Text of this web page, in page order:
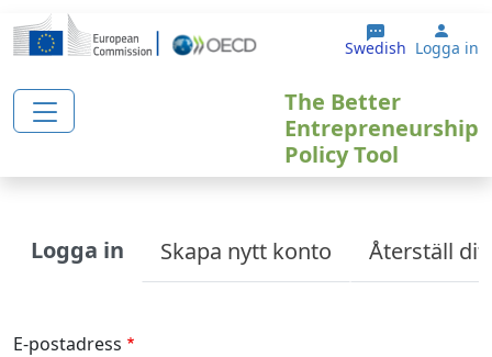
Hoppa till huvudinnehåll
Swedish User
Logga in
The Better
Entrepreneurship
Policy Tool
Primary tabs
Logga in Skapa nytt konto Återställ
E-postadress